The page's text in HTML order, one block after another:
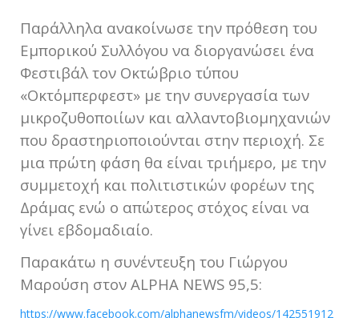
Παράλληλα ανακοίνωσε την πρόθεση του
Εμπορικού Συλλόγου να διοργανώσει ένα
Φεστιβάλ τον Οκτώβριο τύπου
«Οκτόμπερφεστ» με την συνεργασία των
μικροζυθοποιίων και αλλαντοβιομηχανιών
που δραστηριοποιούνται στην περιοχή. Σε
μια πρώτη φάση θα είναι τριήμερο, με την
συμμετοχή και πολιτιστικών φορέων της
Δράμας ενώ ο απώτερος στόχος είναι να
γίνει εβδομαδιαίο.
Παρακάτω η συνέντευξη του Γιώργου
Μαρούση στον ALPHA NEWS 95,5:
https://www.facebook.com/alphanewsfm/videos/142551912